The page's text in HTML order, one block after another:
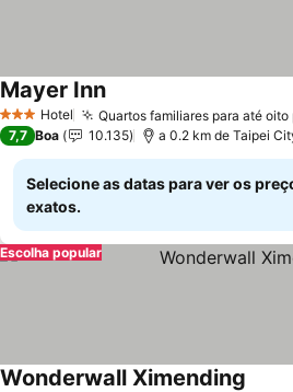
3 EstrelasHotel Quartos familiares para até oito
Mayer InnVer preços
7,7 Boa 10.135 a 0.2 km de Taipei
Selecione as datas para ver os
exatos.
Escolha popular
Wonderwall Ximending